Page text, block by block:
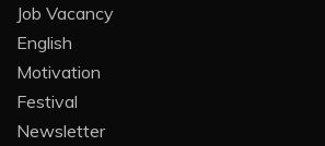
Job Vacancy
English
Motivation
Festival
Newsletter